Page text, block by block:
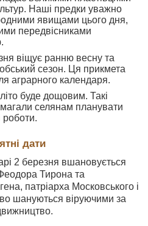
Наші предки уважно
явищами цього дня,
передвісниками
віщує ранню весну та
сезон. Ця прикмета
аграрного календаря.
буде дощовим. Такі
селянам планувати
роботи.
дати
2 березня вшановується
Тирона та
патріарха Московського і
шануються віруючими за